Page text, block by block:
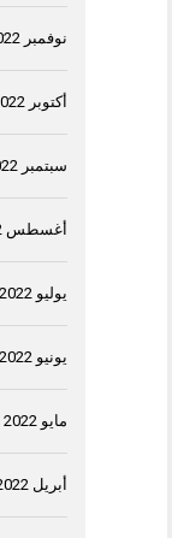
نوفمبر 2022
أكتوبر 2022
سبتمبر 2022
أغسطس 2022
يوليو 2022
يونيو 2022
مايو 2022
أبريل 2022